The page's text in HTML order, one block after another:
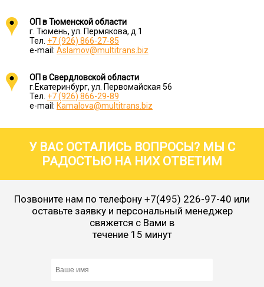
ОП в Тюменской области
г. Тюмень, ул. Пермякова, д.1
Тел. +7 (926) 866-27-85
e-mail: Aslamov@multitrans.biz
ОП в Свердловской области
г.Екатеринбург, ул. Первомайская 56
Тел. +7 (926) 866-29-89
e-mail: Kamalova@multitrans.biz
У ВАС ОСТАЛИСЬ ВОПРОСЫ? МЫ С
РАДОСТЬЮ НА НИХ ОТВЕТИМ
Позвоните нам по телефону +7(495) 226-97-40 или
оставьте заявку и персональный менеджер
свяжется с Вами в
течение 15 минут